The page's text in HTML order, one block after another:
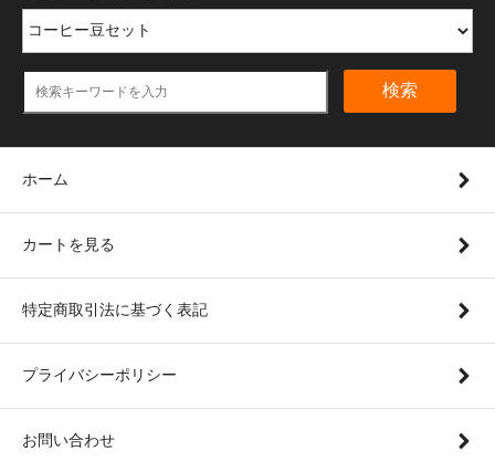
検索
ホーム
カートを見る
特定商取引法に基づく表記
プライバシーポリシー
お問い合わせ